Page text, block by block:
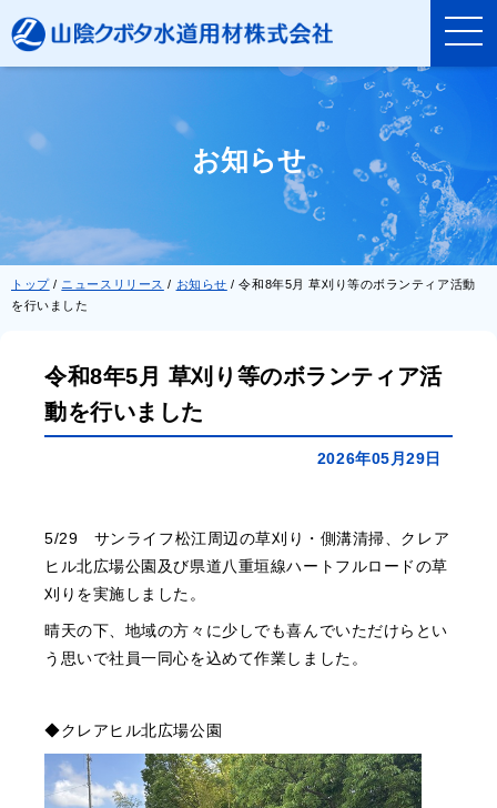
お知らせ
現
在
トップ/ ニュースリリース / お知らせ /令和8年5月 草刈り等のボランティア活動
を行いました
令和8年5月 草刈り等のボランティア活
動を行いました
2026年05月29日
5/29 サンライフ松江周辺の草刈り・側溝清掃、クレア
ヒル北広場公園及び県道八重垣線ハートフルロードの草
刈りを実施しました。
晴天の下、地域の方々に少しでも喜んでいただけらとい
う思いで社員一同心を込めて作業しました。
◆クレアヒル北広場公園